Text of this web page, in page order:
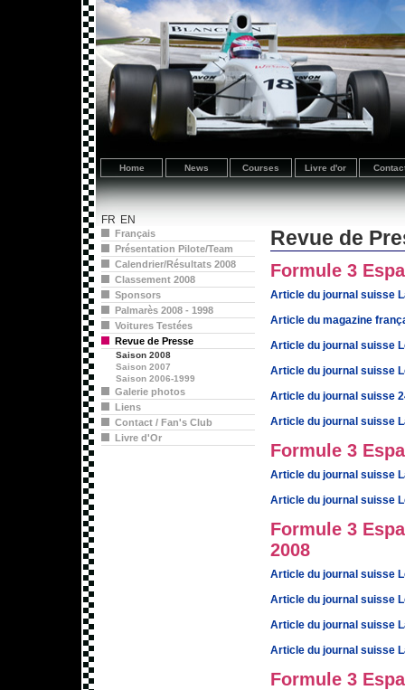
Home News Courses Livre d'or
FR EN
Français
Présentation Pilote/Team
Calendrier/Résultats 2008
Classement 2008
Sponsors
Palmarès 2008 - 1998
Voitures Testées
Revue de Presse
Saison 2008
Saison 2007
Saison 2006-1999
Galerie photos
Liens
Contact / Fan's Club
Livre d'Or
Revue de
Formule 3
Article du journal suisse
Article du magazine
Article du journal suisse
Article du journal suisse
Article du journal suisse
Article du journal suisse
Formule 3
Article du journal suisse
Article du journal suisse
Formule 3
2008
Article du journal suisse
Article du journal suisse
Article du journal suisse
Article du journal suisse
Formule 3